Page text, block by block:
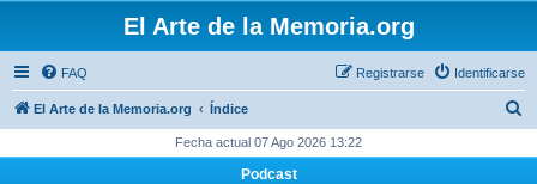
El Arte de la Memoria.org
FAQ Identificarse
Registrarse
El Arte de la Memoria.org Índice
Fecha actual 07 Ago 2026 13:22
Podcast